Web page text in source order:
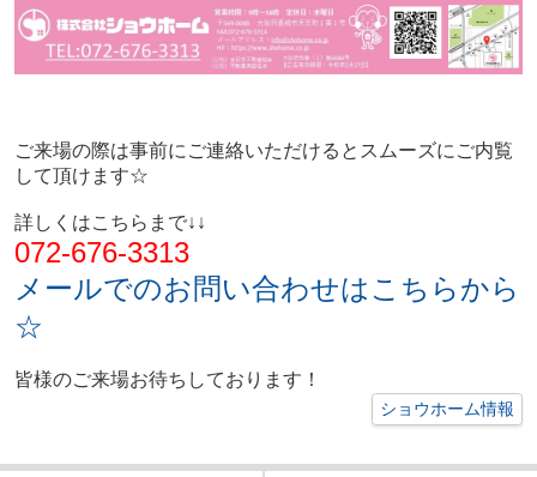
ご来場の際は事前にご連絡いただけるとスムーズにご内覧
して頂けます☆
詳しくはこちらまで↓↓
072-676-3313
メールでのお問い合わせはこちらから
☆
皆様のご来場お待ちしております！
ショウホーム情報